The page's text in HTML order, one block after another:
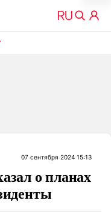
07 сентября 2024 15:13
о планах